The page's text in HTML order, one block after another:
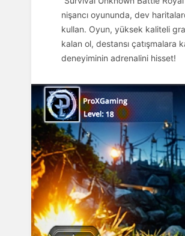
nişancı oyununda, dev
kullan. Oyun, yüksek kaliteli
kalan ol, destansı çatışmalara
deneyiminin adrenalini hisset!